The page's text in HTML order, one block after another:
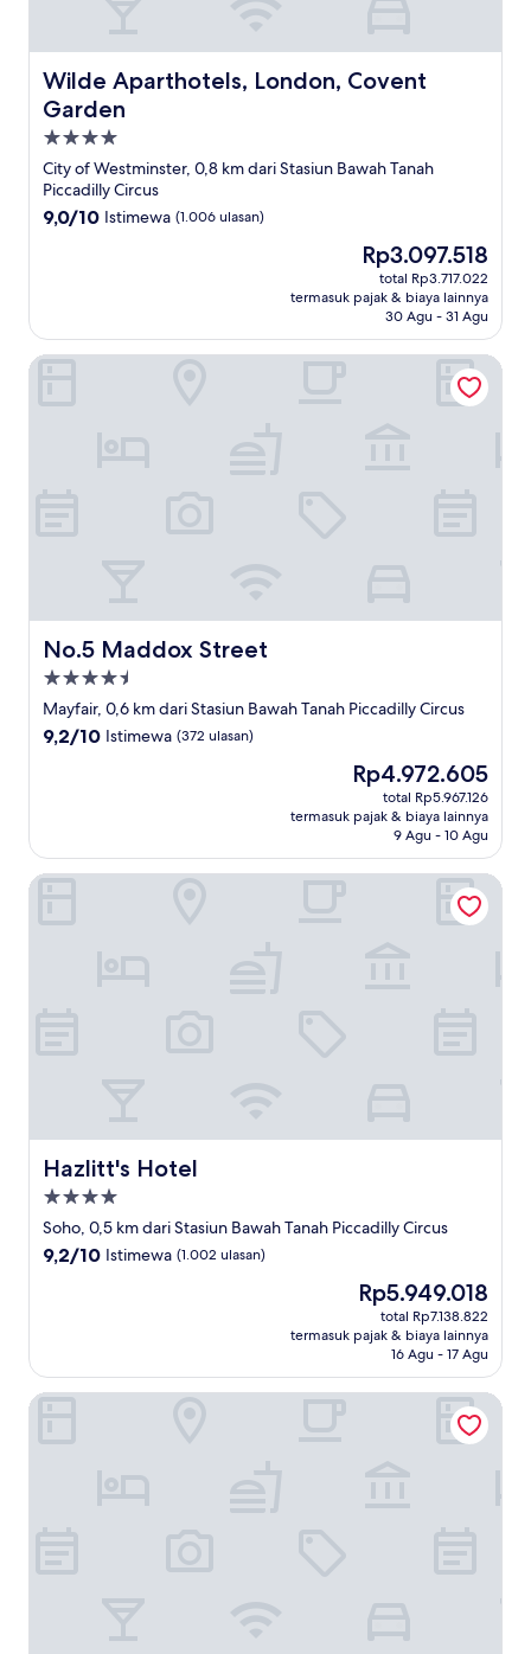
Wilde Aparthotels, London, Covent
Garden
Wilde Aparthotels, London, Covent Garden
Properti
bintang
4.0
City of Westminster, 0,8 km dari Stasiun Bawah Tanah
Piccadilly Circus
9.0
9,0/10 Istimewa (1.006 ulasan)
Harga
sekarang
Rp3.097.518
Rp3.097.518
total Rp3.717.022
termasuk pajak & biaya lainnya
30 Agu - 31 Agu
No.5 Maddox Street
No.5 Maddox Street
Properti
bintang
4.5
Mayfair, 0,6 km dari Stasiun Bawah Tanah Piccadilly Circus
9.2
9,2/10 Istimewa (372 ulasan)
Harga
sekarang
Rp4.972.605
Rp4.972.605
total Rp5.967.126
termasuk pajak & biaya lainnya
9 Agu - 10 Agu
No.5 Maddox Street
Hazlitt's Hotel
Hazlitt's Hotel
Properti
bintang
4.0
Soho, 0,5 km dari Stasiun Bawah Tanah Piccadilly Circus
9.2
9,2/10 Istimewa (1.002 ulasan)
Harga
sekarang
Rp5.949.018
Rp5.949.018
total Rp7.138.822
termasuk pajak & biaya lainnya
16 Agu - 17 Agu
Hazlitt's Hotel
The May Fair Hotel, Mayfair, London